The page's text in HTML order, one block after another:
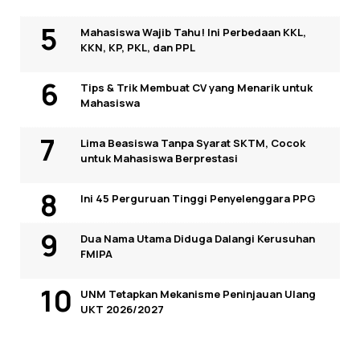
Mahasiswa Wajib Tahu! Ini Perbedaan KKL,
KKN, KP, PKL, dan PPL
Tips & Trik Membuat CV yang Menarik untuk
Mahasiswa
Lima Beasiswa Tanpa Syarat SKTM, Cocok
untuk Mahasiswa Berprestasi
Ini 45 Perguruan Tinggi Penyelenggara PPG
Dua Nama Utama Diduga Dalangi Kerusuhan
FMIPA
UNM Tetapkan Mekanisme Peninjauan Ulang
UKT 2026/2027